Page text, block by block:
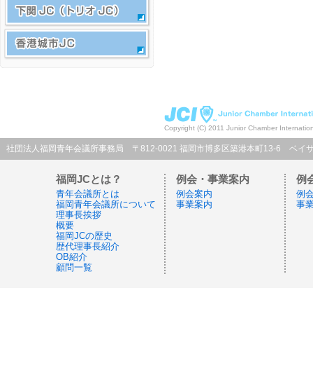
Copyright (C) 2011 Junior Chamber
社団法人福岡青年会議所事務局 〒812-0021 福岡市博多区築港本町13-6 ベ
福岡JCとは？
青年会議所とは
福岡青年会議所について
理事長挨拶
概要
福岡JCの歴史
歴代理事長紹介
OB紹介
顧問一覧
例会・事業案内
例会案内
事業案内
例
例
事